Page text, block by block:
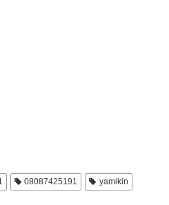
08087425191 yamikin